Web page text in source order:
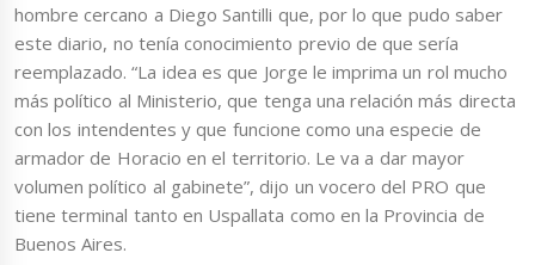
hombre cercano a Diego Santilli que, por lo que pudo saber
este diario, no tenía conocimiento previo de que sería
reemplazado. “La idea es que Jorge le imprima un rol mucho
más político al Ministerio, que tenga una relación más directa
con los intendentes y que funcione como una especie de
armador de Horacio en el territorio. Le va a dar mayor
volumen político al gabinete”, dijo un vocero del PRO que
tiene terminal tanto en Uspallata como en la Provincia de
Buenos Aires.